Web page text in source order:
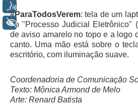
Moral, do Assédio Sexual e da
Comissão Permanente de
Comitê Gestor do Plano de
no Âmbito do TRT11
Comitê de Equidade de Raça,
Comitê PopRuaJud
#ParaTodosVerem: tela de um
do "Processo Judicial Eletrônico"
de aviso amarelo no topo e a logo
canto. Uma mão está sobre o
escritório, com iluminação suave.
Coordenadoria de Comunicação
Texto: Mônica Armond de Melo
Arte: Renard Batista
+ Acessibilidade